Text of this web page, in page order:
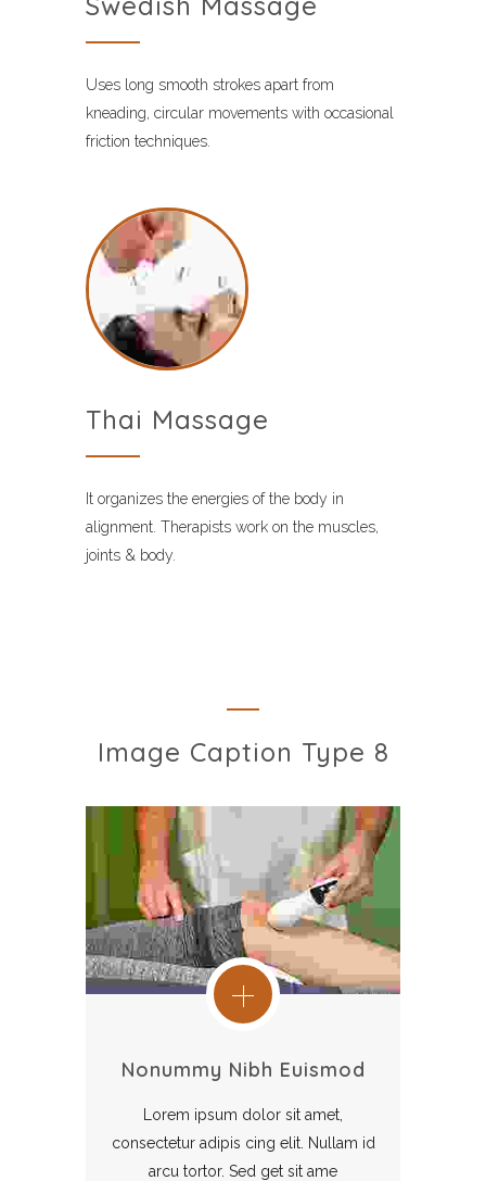
Uses long smooth strokes apart from
kneading, circular movements with occasional
friction techniques.
Thai Massage
It organizes the energies of the body in
alignment. Therapists work on the muscles,
joints & body.
Image Caption Type 8
Nonummy Nibh Euismod
Lorem ipsum dolor sit amet,
consectetur adipis cing elit. Nullam id
arcu tortor. Sed get sit ame